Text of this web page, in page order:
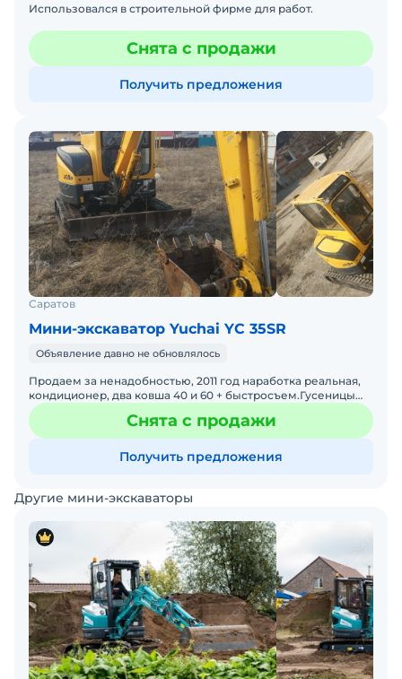
Использовался в строительной фирме для работ.
Снята с продажи
Получить предложения
Саратов
Мини-экскаватор Yuchai YC 35SR
Объявление давно не обновлялось
Продаем за ненадобностью, 2011 год наработка реальная,
кондиционер, два ковша 40 и 60 + быстросъем.Гусеницы
живые, обмен на легковое авто
Снята с продажи
Получить предложения
Другие мини-экскаваторы